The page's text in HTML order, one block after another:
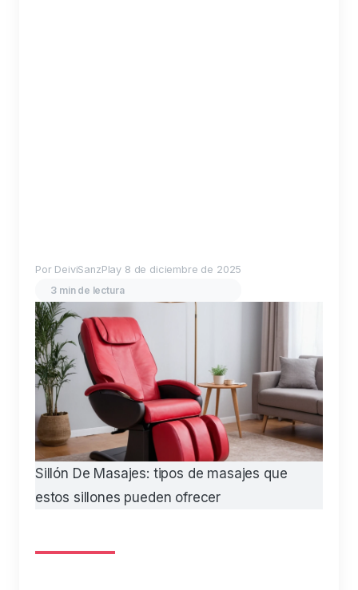
Por DeiviSanzPlay 8 de diciembre de 2025
3 min de lectura
Sillón De Masajes: tipos de masajes que
estos sillones pueden ofrecer